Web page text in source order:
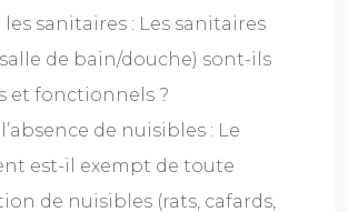
les sanitaires : Les sanitaires
de bain/douche) sont-ils
et fonctionnels ?
de nuisibles : Le
est-il exempt de toute
de nuisibles (rats, cafards,